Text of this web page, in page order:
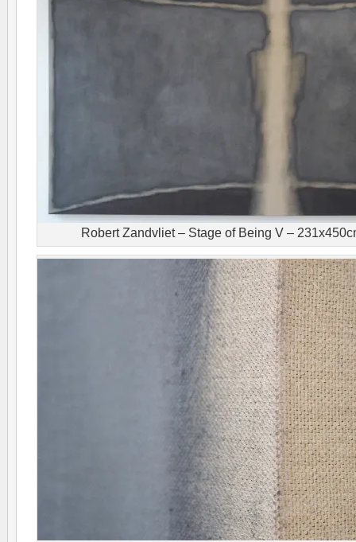
Robert Zandvliet – Stage of Being V –